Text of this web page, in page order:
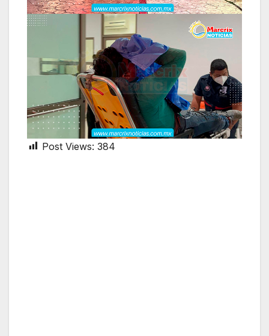
Post Views: 384